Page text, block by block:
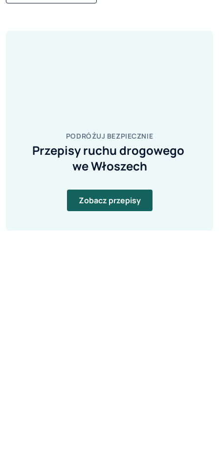
PODRÓŻUJ BEZPIECZNIE
Przepisy ruchu drogowego
we Włoszech
Zobacz przepisy